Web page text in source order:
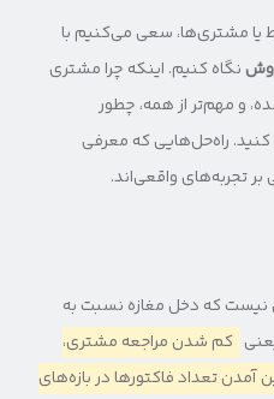
یا مشتری‌ها، سعی می‌کنیم با
نگاه کنیم. اینکه چرا مشتری
و مهم‌تر از همه، چطور
راه‌حل‌هایی که معرفی
تجربه‌های واقعی‌اند.
که دخل مغازه نسبت به
کم شدن مراجعه مشتری،
تعداد فاکتورها در بازه‌های